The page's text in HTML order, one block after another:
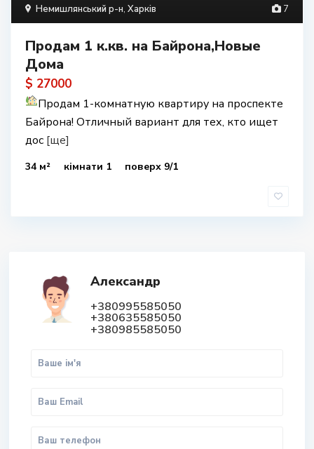
7
Немишлянський р-н, Харків
Продам 1 к.кв. на Байрона,Новые
Дома
$ 27000
Продам 1-комнатную квартиру на проспекте
Байрона! Отличный вариант для тех, кто ищет
дос [ще]
34 м² кімнати 1 поверх 9/1
Александр
+380995585050
+380635585050
+380985585050